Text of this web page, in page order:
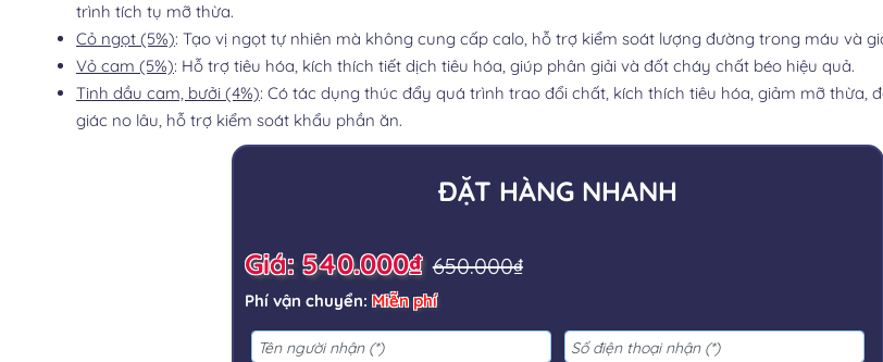
trình tích tụ mỡ thừa.
Cỏ ngọt (5%): Tạo vị ngọt tự nhiên mà không cung cấp calo, hỗ trợ kiểm soát lượng đường trong máu và
Vỏ cam (5%): Hỗ trợ tiêu hóa, kích thích tiết dịch tiêu hóa, giúp phân giải và đốt cháy chất béo hiệu quả.
Tinh dầu cam, bưởi (4%): Có tác dụng thúc đẩy quá trình trao đổi chất, kích thích tiêu hóa, giảm mỡ thừa,
giác no lâu, hỗ trợ kiểm soát khẩu phần ăn.
ĐẶT HÀNG NHANH
Giá: 540.000₫ 650.000₫
Phí vận chuyển: Miễn phí